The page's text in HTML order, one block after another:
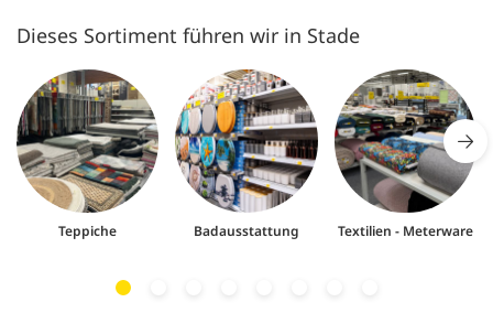
Dieses Sortiment führen wir in Stade
Teppiche Badausstattung Textilien - Meterware